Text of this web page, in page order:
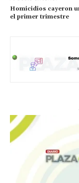
Homicidios cayeron
el primer trimestre